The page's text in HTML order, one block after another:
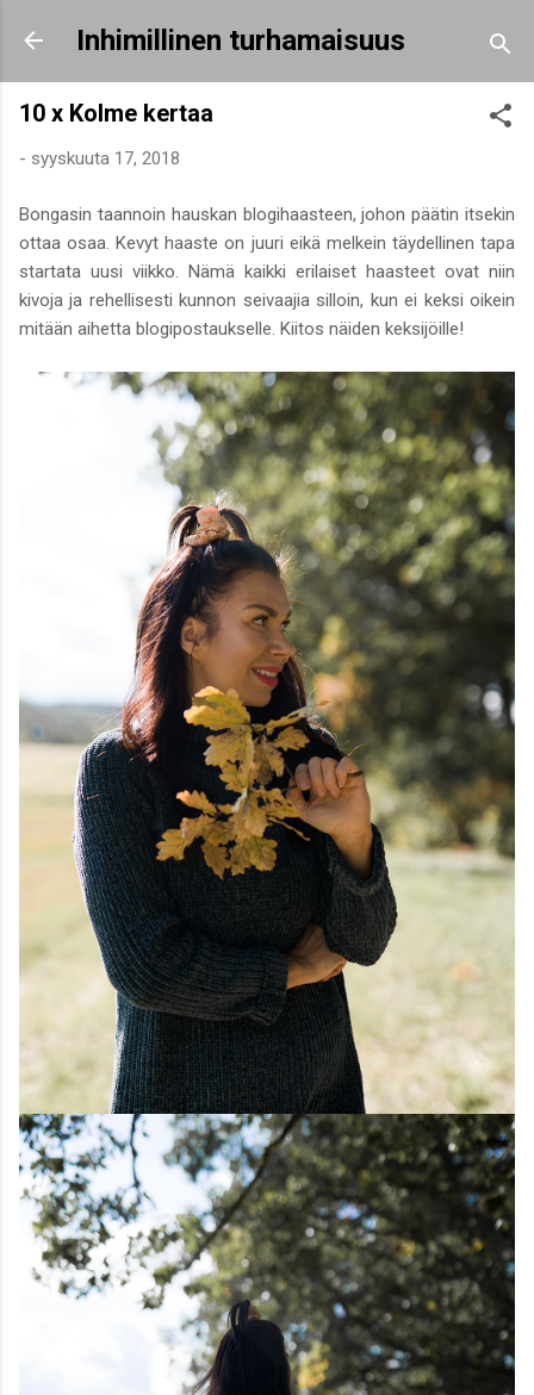
Siirry pääsisältöön
Inhimillinen turhamaisuus
10 x Kolme kertaa
- syyskuuta 17, 2018
Bongasin taannoin hauskan blogihaasteen, johon päätin itsekin
ottaa osaa. Kevyt haaste on juuri eikä melkein täydellinen tapa
startata uusi viikko. Nämä kaikki erilaiset haasteet ovat niin
kivoja ja rehellisesti kunnon seivaajia silloin, kun ei keksi oikein
mitään aihetta blogipostaukselle. Kiitos näiden keksijöille!